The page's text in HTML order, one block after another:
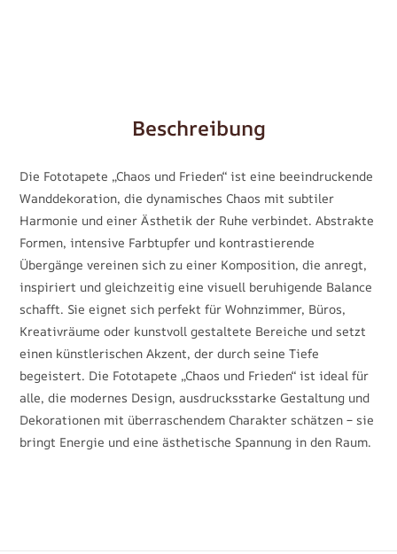
Beschreibung
Die Fototapete „Chaos und Frieden“ ist eine beeindruckende
Wanddekoration, die dynamisches Chaos mit subtiler
Harmonie und einer Ästhetik der Ruhe verbindet. Abstrakte
Formen, intensive Farbtupfer und kontrastierende
Übergänge vereinen sich zu einer Komposition, die anregt,
inspiriert und gleichzeitig eine visuell beruhigende Balance
schafft. Sie eignet sich perfekt für Wohnzimmer, Büros,
Kreativräume oder kunstvoll gestaltete Bereiche und setzt
einen künstlerischen Akzent, der durch seine Tiefe
begeistert. Die Fototapete „Chaos und Frieden“ ist ideal für
alle, die modernes Design, ausdrucksstarke Gestaltung und
Dekorationen mit überraschendem Charakter schätzen – sie
bringt Energie und eine ästhetische Spannung in den Raum.